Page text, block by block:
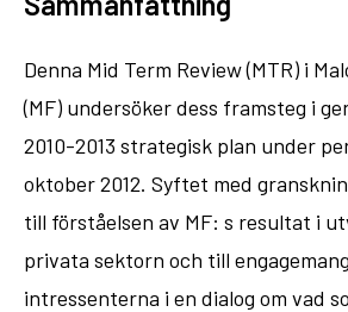
Denna Mid Term Review (MTR) i
(MF) undersöker dess framsteg i
2010-2013 strategisk plan under
oktober 2012. Syftet med
till förståelsen av MF: s resultat i
privata sektorn och till
intressenterna i en dialog om vad